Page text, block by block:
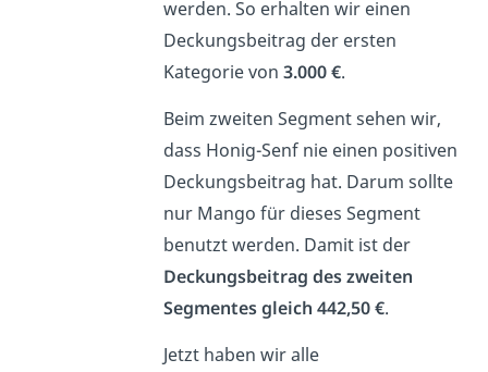
werden. So erhalten wir einen
Deckungsbeitrag der ersten
Kategorie von 3.000 €.
Beim zweiten Segment sehen wir,
dass Honig-Senf nie einen positiven
Deckungsbeitrag hat. Darum sollte
nur Mango für dieses Segment
benutzt werden. Damit ist der
Deckungsbeitrag des zweiten
Segmentes gleich 442,50 €.
Jetzt haben wir alle